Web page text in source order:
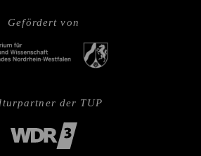
Gefördert von
der TUP